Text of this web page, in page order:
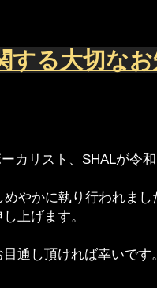
する大切な
カリスト、SHALが令
やかに執り行われまし
上げます。
通し頂ければ幸いです